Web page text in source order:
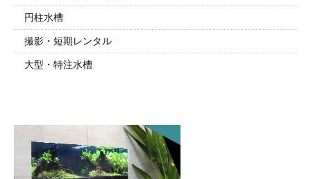
円柱水槽
撮影・短期レンタル
大型・特注水槽